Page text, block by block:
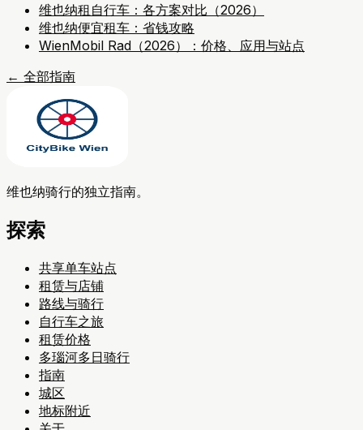
维也纳租自行车：各方案对比（2026）
维也纳便宜租车：省钱攻略
WienMobil Rad（2026）：价格、应用与站点
← 全部指南
维也纳骑行的独立指南。
探索
共享单车站点
租赁与店铺
路线与骑行
自行车之旅
租赁价格
多瑙河多日骑行
指南
城区
地标附近